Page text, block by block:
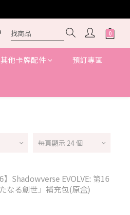
其他卡牌配件 預訂專區
每頁顯示 24 個